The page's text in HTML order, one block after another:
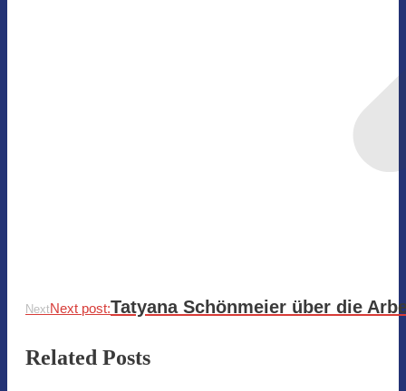
NextNext post:Tatyana Schönmeier über die
Related Posts